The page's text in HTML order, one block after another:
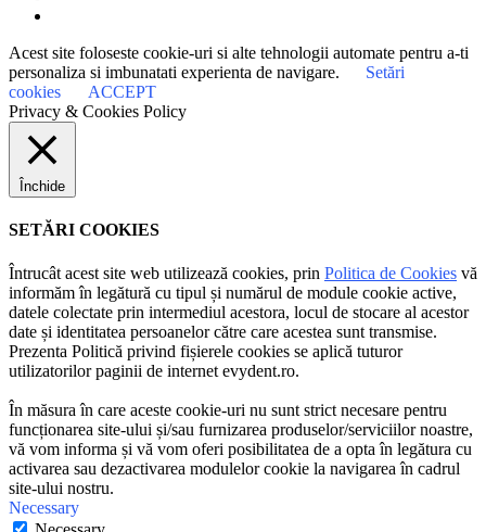
Acest site foloseste cookie-uri si alte tehnologii automate pentru a-ti
personaliza si imbunatati experienta de navigare.
Setări
cookies
ACCEPT
Privacy & Cookies Policy
Închide
SETĂRI COOKIES
Întrucât acest site web utilizează cookies, prin Politica de Cookies vă
informăm în legătură cu tipul și numărul de module cookie active,
datele colectate prin intermediul acestora, locul de stocare al acestor
date și identitatea persoanelor către care acestea sunt transmise.
Prezenta Politică privind fișierele cookies se aplică tuturor
utilizatorilor paginii de internet evydent.ro.
În măsura în care aceste cookie-uri nu sunt strict necesare pentru
funcționarea site-ului și/sau furnizarea produselor/serviciilor noastre,
vă vom informa și vă vom oferi posibilitatea de a opta în legătura cu
activarea sau dezactivarea modulelor cookie la navigarea în cadrul
site-ului nostru.
Necessary